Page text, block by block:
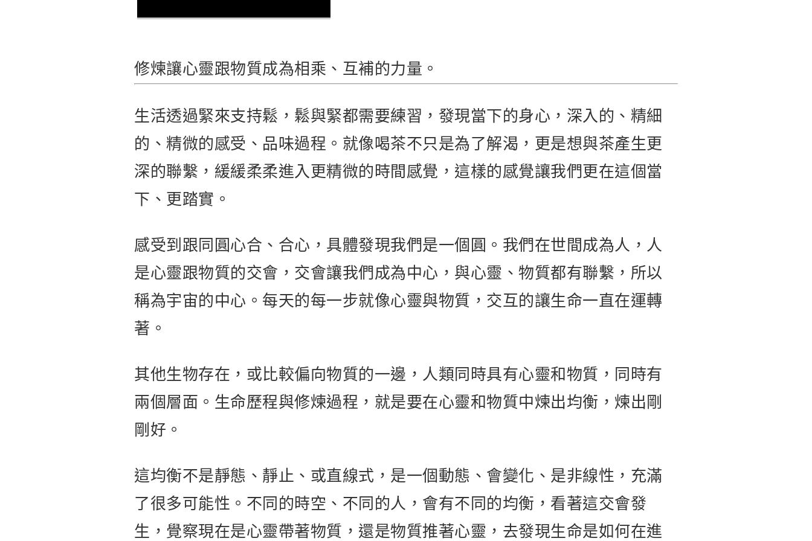
修煉讓心靈跟物質成為相乘、互補的力量。
生活透過緊來支持鬆，鬆與緊都需要練習，發現當下的身心，深入的、精細
的、精微的感受、品味過程。就像喝茶不只是為了解渴，更是想與茶產生更
深的聯繫，緩緩柔柔進入更精微的時間感覺，這樣的感覺讓我們更在這個當
下、更踏實。
感受到跟同圓心合、合心，具體發現我們是一個圓。我們在世間成為人，人
是心靈跟物質的交會，交會讓我們成為中心，與心靈、物質都有聯繫，所以
稱為宇宙的中心。每天的每一步就像心靈與物質，交互的讓生命一直在運轉
著。
其他生物存在，或比較偏向物質的一邊，人類同時具有心靈和物質，同時有
兩個層面。生命歷程與修煉過程，就是要在心靈和物質中煉出均衡，煉出剛
剛好。
這均衡不是靜態、靜止、或直線式，是一個動態、會變化、是非線性，充滿
了很多可能性。不同的時空、不同的人，會有不同的均衡，看著這交會發
生，覺察現在是心靈帶著物質，還是物質推著心靈，去發現生命是如何在進